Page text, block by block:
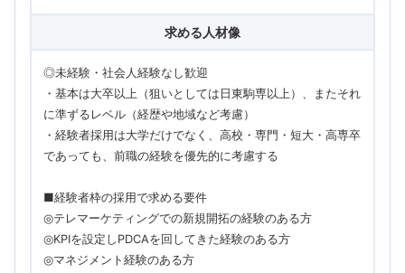
求める人材像
◎未経験・社会人経験なし歓迎
・基本は大卒以上（狙いとしては日東駒専以上）、またそれ
に準ずるレベル（経歴や地域など考慮）
・経験者採用は大学だけでなく、高校・専門・短大・高専卒
であっても、前職の経験を優先的に考慮する
■経験者枠の採用で求める要件
◎テレマーケティングでの新規開拓の経験のある方
◎KPIを設定しPDCAを回してきた経験のある方
◎マネジメント経験のある方